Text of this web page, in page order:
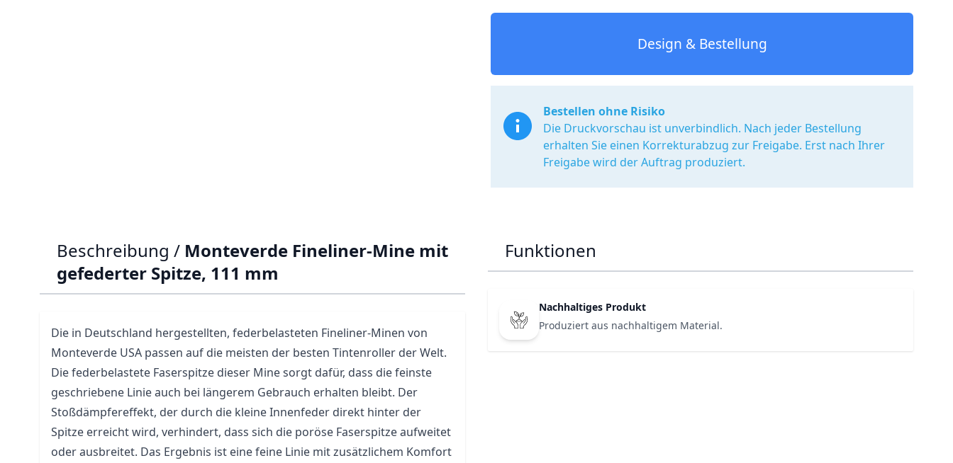
Design & Bestellung
Bestellen ohne Risiko
Die Druckvorschau ist unverbindlich. Nach jeder Bestellung
erhalten Sie einen Korrekturabzug zur Freigabe. Erst nach Ihrer
Freigabe wird der Auftrag produziert.
Beschreibung / Monteverde Fineliner-Mine mit
gefederter Spitze, 111 mm
Die in Deutschland hergestellten, federbelasteten Fineliner-Minen von
Monteverde USA passen auf die meisten der besten Tintenroller der Welt.
Die federbelastete Faserspitze dieser Mine sorgt dafür, dass die feinste
geschriebene Linie auch bei längerem Gebrauch erhalten bleibt. Der
Stoßdämpfereffekt, der durch die kleine Innenfeder direkt hinter der
Spitze erreicht wird, verhindert, dass sich die poröse Faserspitze aufweitet
oder ausbreitet. Das Ergebnis ist eine feine Linie mit zusätzlichem Komfort
Funktionen
Nachhaltiges Produkt
Produziert aus nachhaltigem Material.